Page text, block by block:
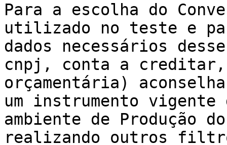
Para a escolha do
utilizado no teste e
dados necessários
cnpj, conta a creditar,
orçamentária)
um instrumento vigente
ambiente de Produção
realizando outros